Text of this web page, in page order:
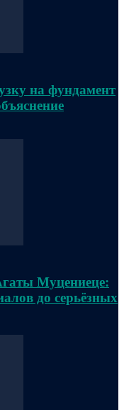
на фундамент
Муцениеце:
до серьёзных